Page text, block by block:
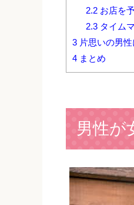
2.2お店を
2.3タイム
3 片思いの男
4 まとめ
男性が